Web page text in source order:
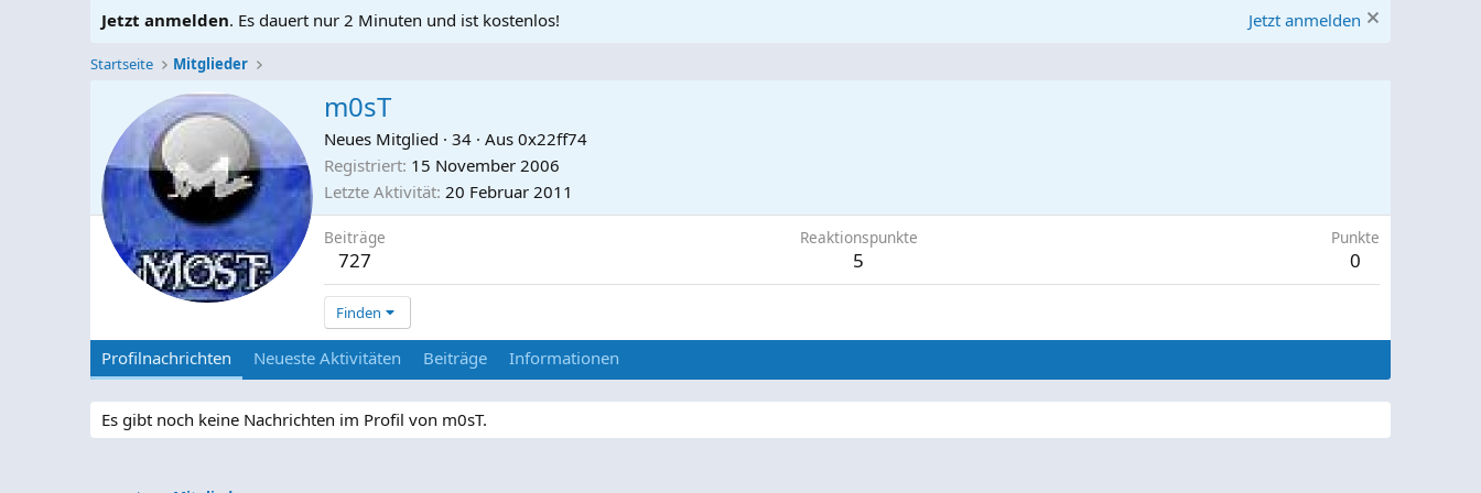
Jetzt anmelden. Es dauert nur 2 Minuten und ist kostenlos! Jetzt anmelden
Startseite Mitglieder
m0sT
Neues Mitglied · 34 · Aus 0x22ff74
Registriert 15 November 2006
Letzte Aktivität 20 Februar 2011
Beiträge
727
Reaktionspunkte
5
Punkte
0
Finden
Profilnachrichten Neueste Aktivitäten Beiträge Informationen
Es gibt noch keine Nachrichten im Profil von m0sT.